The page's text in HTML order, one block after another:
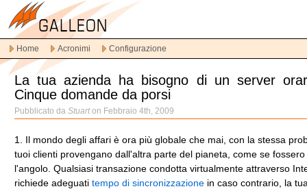
alla
navigazione
principale
Vai
contenuto
principale
contenuto
secondario
Home Acronimi Configurazione
La tua azienda ha bisogno di un server
Cinque domande da porsi
Pubblicato da Stuarton Febbraio 4th, 2009
1. Il mondo degli affari è ora più globale che mai, con la stessa
tuoi clienti provengano dall'altra parte del pianeta, come se
l'angolo. Qualsiasi transazione condotta virtualmente attraverso
richiede adeguati tempo di sincronizzazione in caso contrario, la